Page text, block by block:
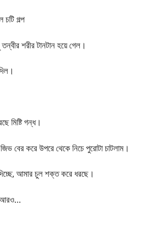
গল্প
তন্বীর শরীর টানটান হয়ে গেল।
মিষ্টি গন্ধ।
বের করে উপরে থেকে নিচে পুরোটা চাটলাম।
আমার চুল শক্ত করে ধরছে।